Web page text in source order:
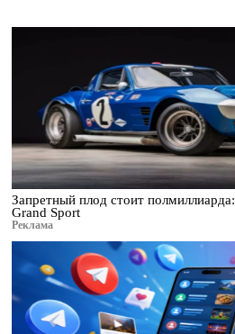
Запретный плод стоит
Grand Sport
Реклама